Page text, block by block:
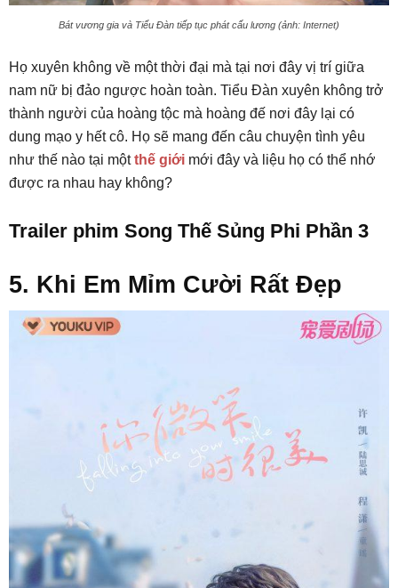
Bát vương gia và Tiểu Đàn tiếp tục phát cấu lương (ảnh: Internet)
Họ xuyên không về một thời đại mà tại nơi đây vị trí giữa
nam nữ bị đảo ngược hoàn toàn. Tiểu Đàn xuyên không trở
thành người của hoàng tộc mà hoàng đế nơi đây lại có
dung mạo y hết cô. Họ sẽ mang đến câu chuyện tình yêu
như thế nào tại mộtthế giới mới đây và liệu họ có thể nhớ
được ra nhau hay không?
Trailer phim Song Thế Sủng Phi Phần 3
5. Khi Em Mỉm Cười Rất Đẹp